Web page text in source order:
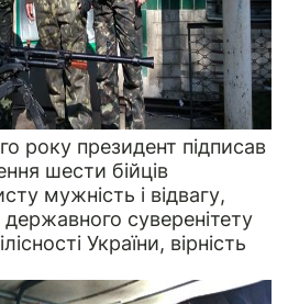
року президент підписав
шести бійців
мужність і відвагу,
державного суверенітету
України, вірність